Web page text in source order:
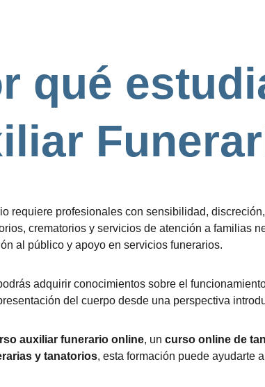
qué
requiere profesionales con sensibilidad,
crematorios y servicios de atención a familias
al público y apoyo en servicios funerarios.
adquirir conocimientos sobre el
del cuerpo desde una perspectiva
auxiliar funerario online, un curso online de
y tanatorios, esta formación puede ayudarte